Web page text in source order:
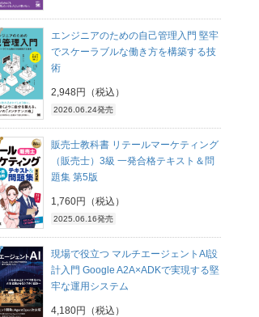
エンジニアのための自己管理入門 堅牢
でスケーラブルな働き方を構築する技
術
2,948円（税込）
2026.06.24発売
販売士教科書 リテールマーケティング
（販売士）3級 一発合格テキスト＆問
題集 第5版
1,760円（税込）
2025.06.16発売
現場で役立つ マルチエージェントAI設
計入門 Google A2A×ADKで実現する堅
牢な運用システム
4,180円（税込）